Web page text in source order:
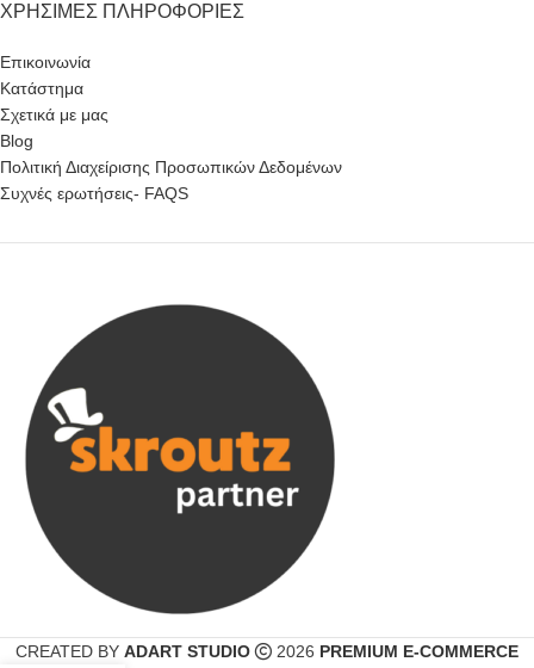
ΧΡΉΣΙΜΕΣ ΠΛΗΡΟΦΟΡΊΕΣ
Επικοινωνία
Κατάστημα
Σχετικά με μας
Blog
Πολιτική Διαχείρισης Προσωπικών Δεδομένων
Συχνές ερωτήσεις- FAQS
CREATED BY ADART STUDIO 2026 PREMIUM E-COMMERCE